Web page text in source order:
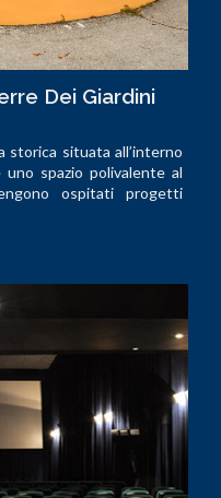
Dei Giardini
storica situata all’interno
spazio polivalente al
ospitati progetti